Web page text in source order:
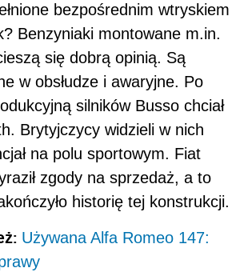
bezpośrednim wtryskiem
Benzyniaki montowane m.in.
się dobrą opinią. Są
w obsłudze i awaryjne. Po
silników Busso chciał
Brytyjczycy widzieli w nich
na polu sportowym. Fiat
zgody na sprzedaż, a to
historię tej konstrukcji.
Używana Alfa Romeo 147: